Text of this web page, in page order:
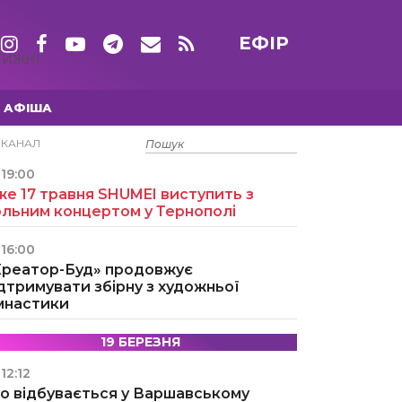
ЕФІР
АФІША
15 ТРАВНЯ
19:00
17 травня SHUMEI виступить з
концертом у Тернополі
16:00
Буд» продовжує
збірну з художньої
19 БЕРЕЗНЯ
12:12
відбувається у Варшавському